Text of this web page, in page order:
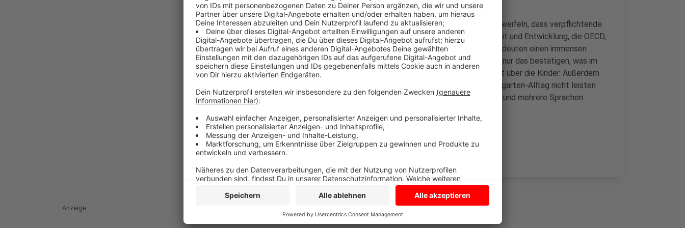
Kinder erweitern im Alltag spielerisch die Sprache. Die Träger bezweifeln, dass verpflichtende
Tests, wie sie die Organisation für wirtschaftliche Zusammenarbeit und Entwicklung, die OECD,
fordert, sinnvoll sind. Sie kosten Zeit, Geld und Mitarbeiter und bedeuten einen immensen
bürokratischen Aufwand. Diese zusätzlichen Sprachtests würden nur das bestätigen, was im
Rahmen der bisherigen Bildungsdokumentation bereits bekannt ist über die Kinder. Außerdem
gibt es Lösungskonzepte, um Defizite abzubauen. Was der Kindergarten-Alltag nicht leisten
kann, ist, wenn Kinder keinerlei deutsche Sprachkenntnisse haben und mehrere Sprachen
Anzeige
Anzeige